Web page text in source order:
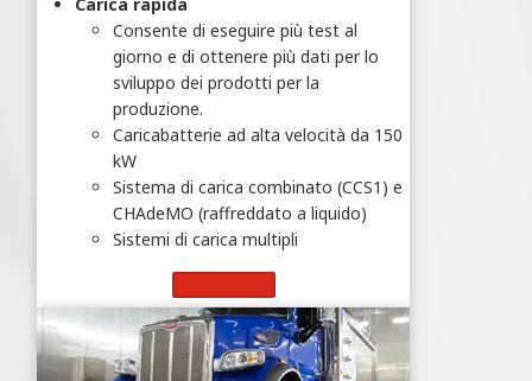
Consente di eseguire più test al
giorno e di ottenere più dati per lo
sviluppo dei prodotti per la
produzione.
Caricabatterie ad alta velocità da 150
kW
Sistema di carica combinato (CCS1) e
CHAdeMO (raffreddato a liquido)
Sistemi di carica multipli